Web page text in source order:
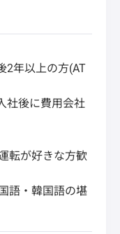
2年以上の方(AT
社後に費用会社
転が好きな方歓
語・韓国語の堪